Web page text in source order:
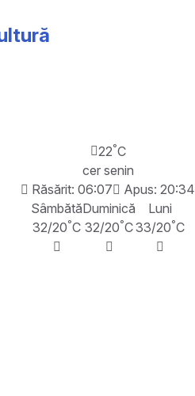
22°C
cer senin
Răsărit: 06:07
Apus: 20:34
Sâmbătă
32/20°C
Duminică
32/20°C
Luni
33/20°C